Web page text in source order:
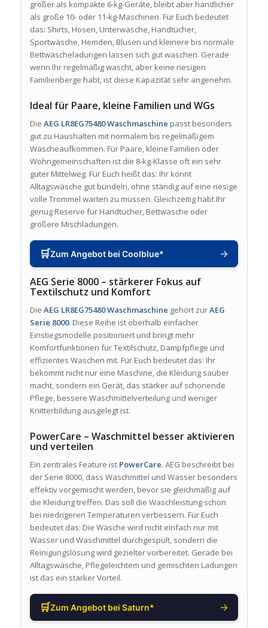
größer als kompakte 6-kg-Geräte, bleibt aber handlicher
als große 10- oder 11-kg-Maschinen. Für Euch bedeutet
das: Shirts, Hosen, Unterwäsche, Handtücher,
Sportwäsche, Hemden, Blusen und kleinere bis normale
Bettwäscheladungen lassen sich gut waschen. Gerade
wenn Ihr regelmäßig wascht, aber keine riesigen
Familienberge habt, ist diese Kapazität sehr angenehm.
Ideal für Paare, kleine Familien und WGs
Die AEG LR8EG75480 Waschmaschine passt besonders
gut zu Haushalten mit normalem bis regelmäßigem
Wäscheaufkommen. Für Paare, kleine Familien oder
Wohngemeinschaften ist die 8-kg-Klasse oft ein sehr
guter Mittelweg. Für Euch heißt das: Ihr könnt
Alltagswäsche gut bündeln, ohne ständig auf eine riesige
volle Trommel warten zu müssen. Gleichzeitig habt Ihr
genug Reserve für Handtücher, Bettwäsche oder
größere Mischladungen.
🛒Zum Angebot bei Coolblue* →
AEG Serie 8000 – stärkerer Fokus auf
Textilschutz und Komfort
Die AEG LR8EG75480 Waschmaschine gehört zurAEG
Serie 8000. Diese Reihe ist oberhalb einfacher
Einstiegsmodelle positioniert und bringt mehr
Komfortfunktionen für Textilschutz, Dampfpflege und
effizientes Waschen mit. Für Euch bedeutet das: Ihr
bekommt nicht nur eine Maschine, die Kleidung sauber
macht, sondern ein Gerät, das stärker auf schonende
Pflege, bessere Waschmittelverteilung und weniger
Knitterbildung ausgelegt ist.
PowerCare – Waschmittel besser aktivieren
und verteilen
Ein zentrales Feature ist PowerCare. AEG beschreibt bei
der Serie 8000, dass Waschmittel und Wasser besonders
effektiv vorgemischt werden, bevor sie gleichmäßig auf
die Kleidung treffen. Das soll die Waschleistung schon
bei niedrigeren Temperaturen verbessern. Für Euch
bedeutet das: Die Wäsche wird nicht einfach nur mit
Wasser und Waschmittel durchgespült, sondern die
Reinigungslösung wird gezielter vorbereitet. Gerade bei
Alltagswäsche, Pflegeleichtem und gemischten Ladungen
ist das ein starker Vorteil.
🛒Zum Angebot bei Saturn* →